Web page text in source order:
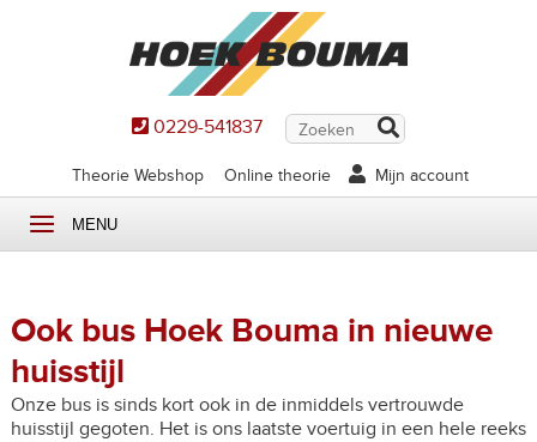
0229-541837
Theorie Webshop Online theorie Mijn account
MENU
Ook bus Hoek Bouma in nieuwe
huisstijl
Onze bus is sinds kort ook in de inmiddels vertrouwde
huisstijl gegoten. Het is ons laatste voertuig in een hele reeks